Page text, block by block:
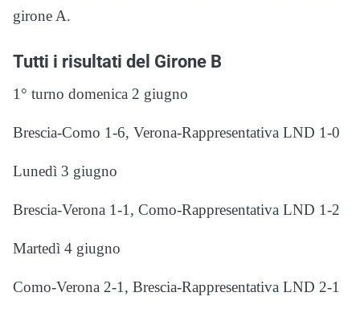
girone A.
Tutti i risultati del Girone B
1° turno domenica 2 giugno
Brescia-Como 1-6, Verona-Rappresentativa LND 1-0
Lunedì 3 giugno
Brescia-Verona 1-1, Como-Rappresentativa LND 1-2
Martedì 4 giugno
Como-Verona 2-1, Brescia-Rappresentativa LND 2-1